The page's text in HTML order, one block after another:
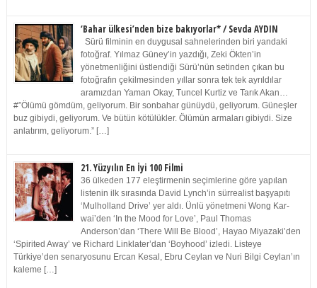
‘Bahar ülkesi’nden bize bakıyorlar* / Sevda AYDIN
Sürü filminin en duygusal sahnelerinden biri yandaki
fotoğraf. Yılmaz Güney’in yazdığı, Zeki Ökten’in
yönetmenliğini üstlendiği Sürü’nün setinden çıkan bu
fotoğrafın çekilmesinden yıllar sonra tek tek ayrıldılar
aramızdan Yaman Okay, Tuncel Kurtiz ve Tarık Akan…
#”Ölümü gömdüm, geliyorum. Bir sonbahar günüydü, geliyorum. Güneşler
buz gibiydi, geliyorum. Ve bütün kötülükler. Ölümün armaları gibiydi. Size
anlatırım, geliyorum.” […]
21. Yüzyılın En İyi 100 Filmi
36 ülkeden 177 eleştirmenin seçimlerine göre yapılan
listenin ilk sırasında David Lynch’in sürrealist başyapıtı
‘Mulholland Drive’ yer aldı. Ünlü yönetmeni Wong Kar-
wai’den ‘In the Mood for Love’, Paul Thomas
Anderson’dan ‘There Will Be Blood’, Hayao Miyazaki’den
‘Spirited Away’ ve Richard Linklater’dan ‘Boyhood’ izledi. Listeye
Türkiye’den senaryosunu Ercan Kesal, Ebru Ceylan ve Nuri Bilgi Ceylan’ın
kaleme […]